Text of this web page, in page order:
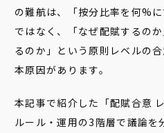
の難航は、「按分比率を何%
ではなく、「なぜ配賦するの
るのか」という原則レベルの
本原因があります。
本記事で紹介した「配賦合意
ルール・運用の3階層で議論を